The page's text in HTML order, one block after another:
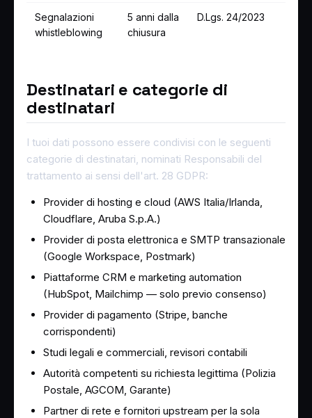
Segnalazioni
whistleblowing
5 anni dalla
chiusura
D.Lgs. 24/2023
Destinatari e categorie di
destinatari
I tuoi dati possono essere condivisi con le seguenti
categorie di destinatari, nominati Responsabili del
trattamento ai sensi dell'art. 28 GDPR:
Provider di hosting e cloud (AWS Italia/Irlanda,
Cloudflare, Aruba S.p.A.)
Provider di posta elettronica e SMTP transazionale
(Google Workspace, Postmark)
Piattaforme CRM e marketing automation
(HubSpot, Mailchimp — solo previo consenso)
Provider di pagamento (Stripe, banche
corrispondenti)
Studi legali e commerciali, revisori contabili
Autorità competenti su richiesta legittima (Polizia
Postale, AGCOM, Garante)
Partner di rete e fornitori upstream per la sola